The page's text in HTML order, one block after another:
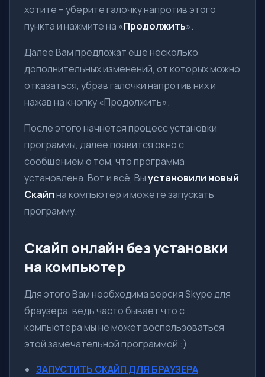
хотите – уберите галочку напротив этого
пункта и нажмите на «Продолжить».
Далее Вам предложат еще несколько
дополнительных изменений, от которых можно
отказаться, убрав галочки напротив них и
нажав на кнопку «Продолжить».
После этого начнется процесс установки
программы, далее появится окно с
сообщением о том, что программа
установлена. Вот и всё, Выустановили новый
Скайпна компьютер и можете запускать
программу.
Скайп онлайн без установки
на компьютер
Для этого Вам необходима версия Skype для
браузера, ведь часто бывает что с
компьютера мы не может воспользоваться
этой замечательной программой :)
ЗАПУСТИТЬ СКАЙП ДЛЯ БРАУЗЕРА